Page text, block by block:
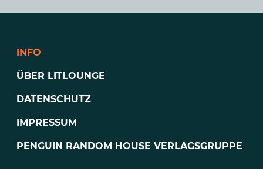
INFO
ÜBER LITLOUNGE
DATENSCHUTZ
IMPRESSUM
PENGUIN RANDOM HOUSE VERLAGSGRUPPE